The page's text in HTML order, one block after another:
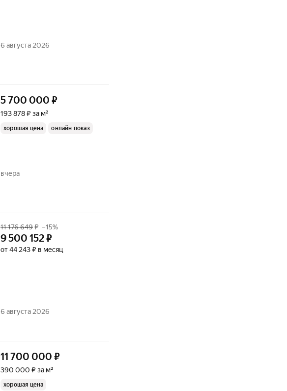
6 августа 2026
5 700 000 ₽
193 878 ₽ за м²
хорошая цена онлайн показ
вчера
11 176 649₽ –15%
9 500 152₽
от 44 243 ₽ в месяц
6 августа 2026
11 700 000 ₽
390 000 ₽ за м²
хорошая цена